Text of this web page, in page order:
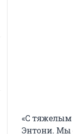
«С тяжелым
Энтони. Мы